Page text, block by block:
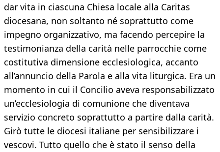
dar vita in ciascuna Chiesa locale alla Caritas
diocesana, non soltanto né soprattutto come
impegno organizzativo, ma facendo percepire la
testimonianza della carità nelle parrocchie come
costitutiva dimensione ecclesiologica, accanto
all’annuncio della Parola e alla vita liturgica. Era un
momento in cui il Concilio aveva responsabilizzato
un’ecclesiologia di comunione che diventava
servizio concreto soprattutto a partire dalla carità.
Girò tutte le diocesi italiane per sensibilizzare i
vescovi. Tutto quello che è stato il senso della